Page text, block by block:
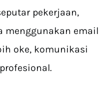
pekerjaan,
menggunakan email
oke, komunikasi